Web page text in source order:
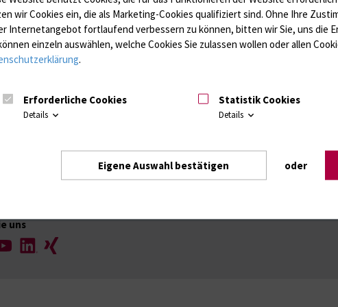
Intensivmedizin
uns
YouTubeLinkedIn
Xing
wir Cookies ein, die als Marketing-Cookies qualifiziert sind. Ohne Ihre
Internetangebot fortlaufend verbessern zu können, bitten wir Sie, uns die
einzeln auswählen, welche Cookies Sie zulassen wollen oder allen
.
Erforderliche Cookies
Details
Statistik Cookies
Details
Eigene Auswahl bestätigen oder